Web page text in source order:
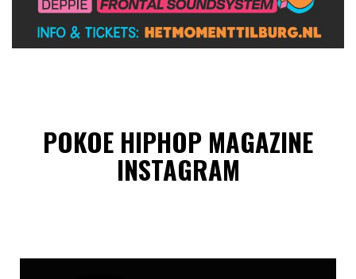
POKOE HIPHOP MAGAZINE
INSTAGRAM